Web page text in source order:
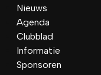
Nieuws
Agenda
Clubblad
Informatie
Sponsoren